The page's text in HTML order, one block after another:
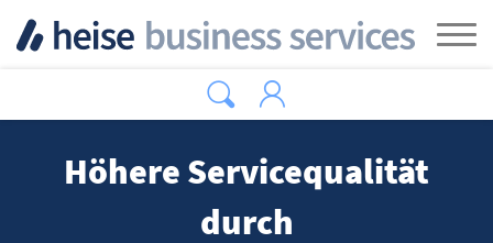
Höhere Servicequalität
durch